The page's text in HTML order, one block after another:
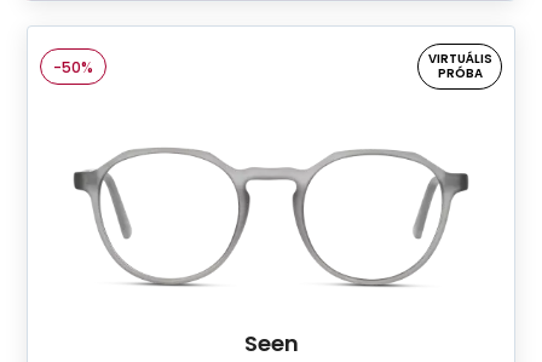
-50%
VIRTUÁLIS
PRÓBA
Seen